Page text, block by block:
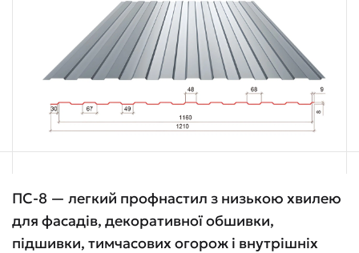
ПС-8 — легкий профнастил з низькою хвилею
для фасадів, декоративної обшивки,
підшивки, тимчасових огорож і внутрішніх